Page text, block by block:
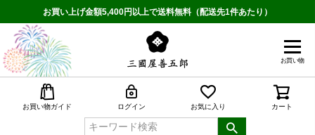
お買い上げ金額5,400円以上で送料無料（配送先1件あたり）
お買い物
お買い物ガイド ログイン お気に入り カート